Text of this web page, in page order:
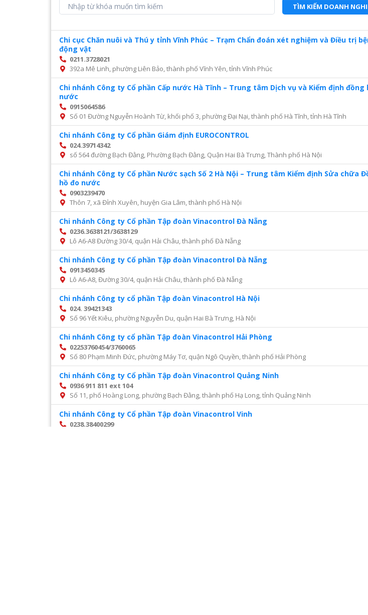
TÌM KIẾM DOANH
Chi cục Chăn nuôi và Thú y tỉnh Vĩnh Phúc – Trạm Chẩn đoán xét nghiệm và Điều trị
động vật
0211.3728021
392a Mê Linh, phường Liên Bảo, thành phố Vĩnh Yên, tỉnh Vĩnh Phúc
Chi nhánh Công ty Cổ phần Cấp nước Hà Tĩnh – Trung tâm Dịch vụ và Kiểm định đồng
nước
0915064586
Số 01 Đường Nguyễn Hoành Từ, khối phố 3, phường Đại Nại, thành phố Hà Tĩnh, tỉnh Hà Tĩnh
Chi nhánh Công ty Cổ phần Giám định EUROCONTROL
024.39714342
số 564 đường Bạch Đằng, Phường Bạch Đằng, Quận Hai Bà Trưng, Thành phố Hà Nội
Chi nhánh Công ty Cổ phần Nước sạch Số 2 Hà Nội – Trung tâm Kiểm định Sửa chữa
hồ đo nước
0903239470
Thôn 7, xã Đỉnh Xuyên, huyện Gia Lâm, thành phố Hà Nội
Chi nhánh Công ty Cổ phần Tập đoàn Vinacontrol Đà Nẵng
0236.3638121/3638129
Lô A6-A8 Đường 30/4, quận Hải Châu, thành phố Đà Nẵng
Chi nhánh Công ty Cổ phần Tập đoàn Vinacontrol Đà Nẵng
0913450345
Lô A6-A8, Đường 30/4, quận Hải Châu, thành phố Đà Nẵng
Chi nhánh Công ty cổ phần Tập đoàn Vinacontrol Hà Nội
024. 39421343
Số 96 Yết Kiêu, phường Nguyễn Du, quận Hai Bà Trưng, Hà Nội
Chi nhánh Công ty cổ phần Tập đoàn Vinacontrol Hải Phòng
02253760454/3760065
Số 80 Phạm Minh Đức, phường Máy Tơ, quận Ngô Quyền, thành phố Hải Phòng
Chi nhánh Công ty Cổ phần Tập đoàn Vinacontrol Quảng Ninh
0936 911 811 ext 104
Số 11, phố Hoàng Long, phường Bạch Đằng, thành phố Hạ Long, tỉnh Quảng Ninh
Chi nhánh Công ty Cổ phần Tập đoàn Vinacontrol Vinh
0238.38400299